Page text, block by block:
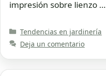
impresión sobre lienzo …
Categorías
Tendencias en jardinería
Deja un comentario